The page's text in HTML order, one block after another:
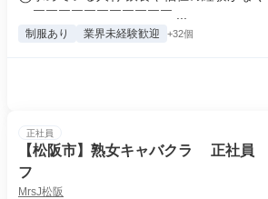
￣￣￣￣￣￣￣￣￣￣￣ ...
制服あり 業界未経験歓迎 +32個
正社員
【松阪市】熟女キャバクラ 正社員
フ
MrsJ松阪